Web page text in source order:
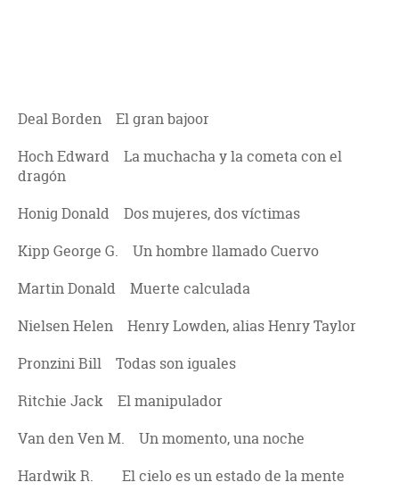
Deal Borden El gran bajoor
Hoch Edward La muchacha y la cometa con el
dragón
Honig Donald Dos mujeres, dos víctimas
Kipp George G. Un hombre llamado Cuervo
Martin Donald Muerte calculada
Nielsen Helen Henry Lowden, alias Henry Taylor
Pronzini Bill Todas son iguales
Ritchie Jack El manipulador
Van den Ven M. Un momento, una noche
Hardwik R. El cielo es un estado de la mente